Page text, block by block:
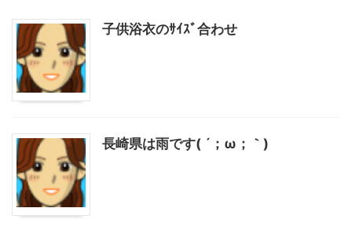
子供浴衣のｻｲｽﾞ合わせ
長崎県は雨です( ´；ω；｀)